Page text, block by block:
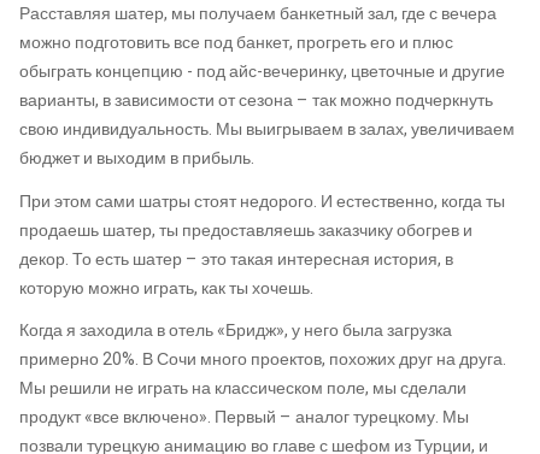
Расставляя шатер, мы получаем банкетный зал, где с вечера
можно подготовить все под банкет, прогреть его и плюс
обыграть концепцию - под айс-вечеринку, цветочные и другие
варианты, в зависимости от сезона – так можно подчеркнуть
свою индивидуальность. Мы выигрываем в залах, увеличиваем
бюджет и выходим в прибыль.
При этом сами шатры стоят недорого. И естественно, когда ты
продаешь шатер, ты предоставляешь заказчику обогрев и
декор. То есть шатер – это такая интересная история, в
которую можно играть, как ты хочешь.
Когда я заходила в отель «Бридж», у него была загрузка
примерно 20%. В Сочи много проектов, похожих друг на друга.
Мы решили не играть на классическом поле, мы сделали
продукт «все включено». Первый – аналог турецкому. Мы
позвали турецкую анимацию во главе с шефом из Турции, и